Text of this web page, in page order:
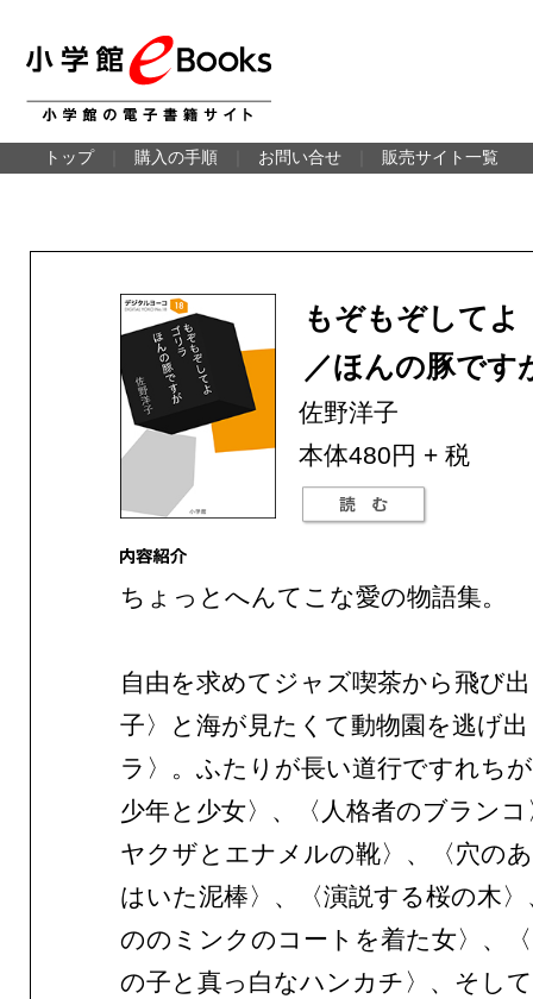
トップ 購入の手順 お問い合せ 販売サイト一覧
もぞもぞして
／ほんの豚です
佐野洋子
本体480円 + 税
ちょっとへんてこな愛の物語集。
自由を求めてジャズ喫茶から飛び
子〉と海が見たくて動物園を逃げ
ラ〉。ふたりが長い道行ですれち
少年と少女〉、〈人格者のブラン
ヤクザとエナメルの靴〉、〈穴の
はいた泥棒〉、〈演説する桜の木
ののミンクのコートを着た女〉、
の子と真っ白なハンカチ〉、そし